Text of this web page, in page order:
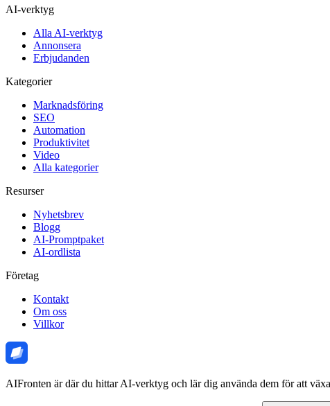
AI-verktyg
Alla AI-verktyg
Annonsera
Erbjudanden
Kategorier
Marknadsföring
SEO
Automation
Produktivitet
Video
Alla kategorier
Resurser
Nyhetsbrev
Blogg
AI-Promptpaket
AI-ordlista
Företag
Kontakt
Om oss
Villkor
AIFronten är där du hittar AI-verktyg och lär dig använda dem för att